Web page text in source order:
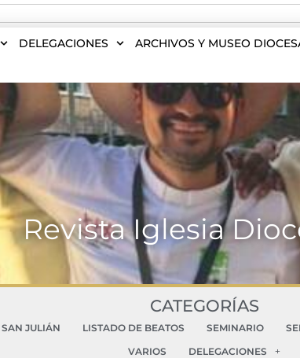
DELEGACIONES ARCHIVOS Y MUSEO
Revista Iglesia
CATEGORÍAS
SAN JULIÁN LISTADO DE BEATOS SEMINARIO
VARIOS
DELEGACIONES